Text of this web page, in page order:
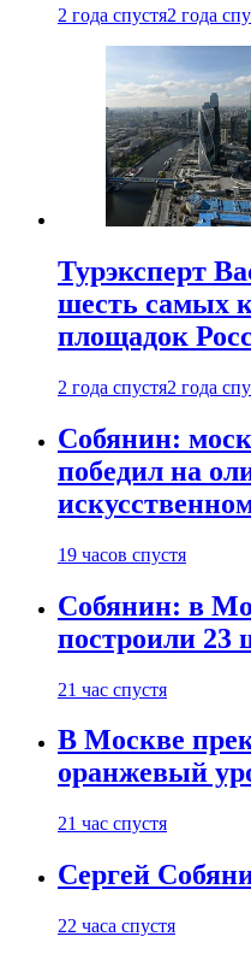
2 года спустя2 года
Турэксперт
шесть самых
площадок
2 года спустя2 года
Собянин:
победил на
19 часов спустя
Собянин: в
построили 23
21 час спустя
В Москве
оранжевый
21 час спустя
Сергей
22 часа спустя